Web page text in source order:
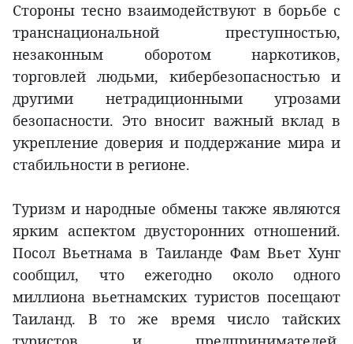
Стороны тесно взаимодействуют в борьбе с
транснациональной преступностью,
незаконным оборотом наркотиков,
торговлей людьми, кибербезопасностью и
другими нетрадиционными угрозами
безопасности. Это вносит важный вклад в
укрепление доверия и поддержание мира и
стабильности в регионе.
Туризм и народные обмены также являются
ярким аспектом двусторонних отношений.
Посол Вьетнама в Таиланде Фам Вьет Хунг
сообщил, что ежегодно около одного
миллиона вьетнамских туристов посещают
Таиланд. В то же время число тайских